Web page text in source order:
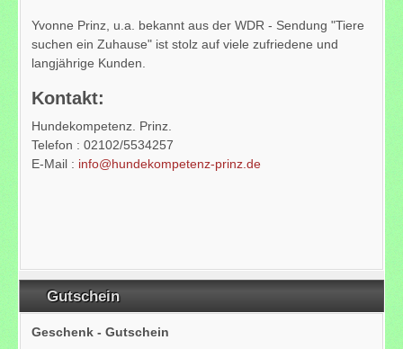
Yvonne Prinz, u.a. bekannt aus der WDR - Sendung "Tiere
suchen ein Zuhause" ist stolz auf viele zufriedene und
langjährige Kunden.
Kontakt:
Hundekompetenz. Prinz.
Telefon : 02102/5534257
E-Mail : info@hundekompetenz-prinz.de
Gutschein
Geschenk - Gutschein